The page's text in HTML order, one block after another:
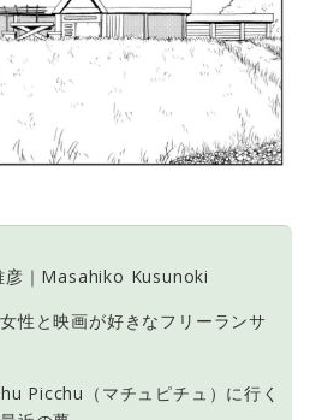
彦｜Masahiko Kusunoki
性と映画が好きなフリーランサ
Picchu（マチュピチュ）に行く